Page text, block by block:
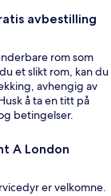
avbestilling
rom som
et slikt rom, kan du
avhengig av
å ta en titt på
betingelser.
A London
er velkomne.